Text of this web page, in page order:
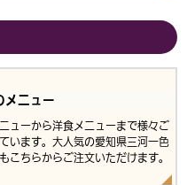
メニュー
ューから洋食メニューまで様々ご
います。大人気の愛知県三河一色
こちらからご注文いただけます。